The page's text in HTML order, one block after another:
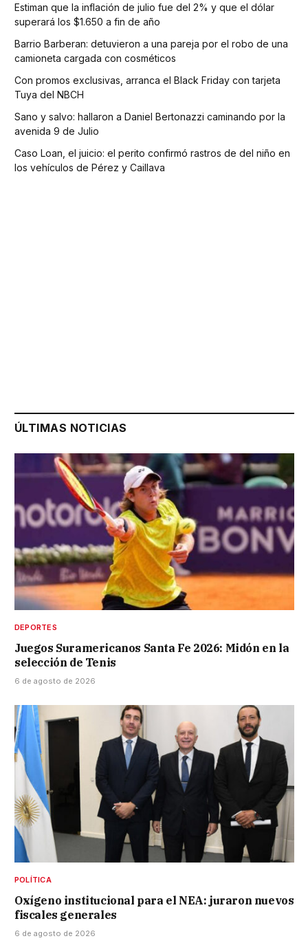
Estiman que la inflación de julio fue del 2% y que el dólar
superará los $1.650 a fin de año
Barrio Barberan: detuvieron a una pareja por el robo de una
camioneta cargada con cosméticos
Con promos exclusivas, arranca el Black Friday con tarjeta
Tuya del NBCH
Sano y salvo: hallaron a Daniel Bertonazzi caminando por la
avenida 9 de Julio
Caso Loan, el juicio: el perito confirmó rastros de del niño en
los vehículos de Pérez y Caillava
ÚLTIMAS NOTICIAS
DEPORTES
Juegos Suramericanos Santa Fe 2026: Midón en la
selección de Tenis
6 de agosto de 2026
POLÍTICA
Oxígeno institucional para el NEA: juraron nuevos
fiscales generales
6 de agosto de 2026